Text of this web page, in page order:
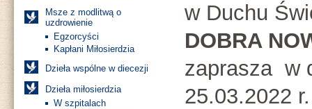
Msze z modlitwą o
uzdrowienie
Egzorcyści
Kapłani Miłosierdzia
Dzieła wspólne w diecezji
Dzieła miłosierdzia
W szpitalach
w Duchu
DOBRA
zaprasza w
25.03.2022